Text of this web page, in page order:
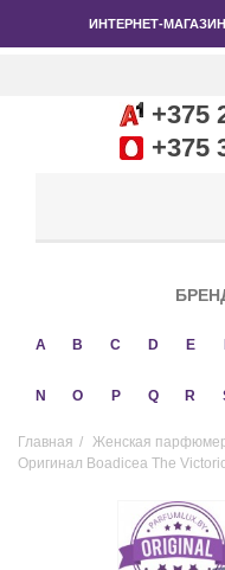
ИНТЕРНЕТ-
+375
+375
A B C D E
N O P Q R
Главная / Женская
Оригинал Boadicea The